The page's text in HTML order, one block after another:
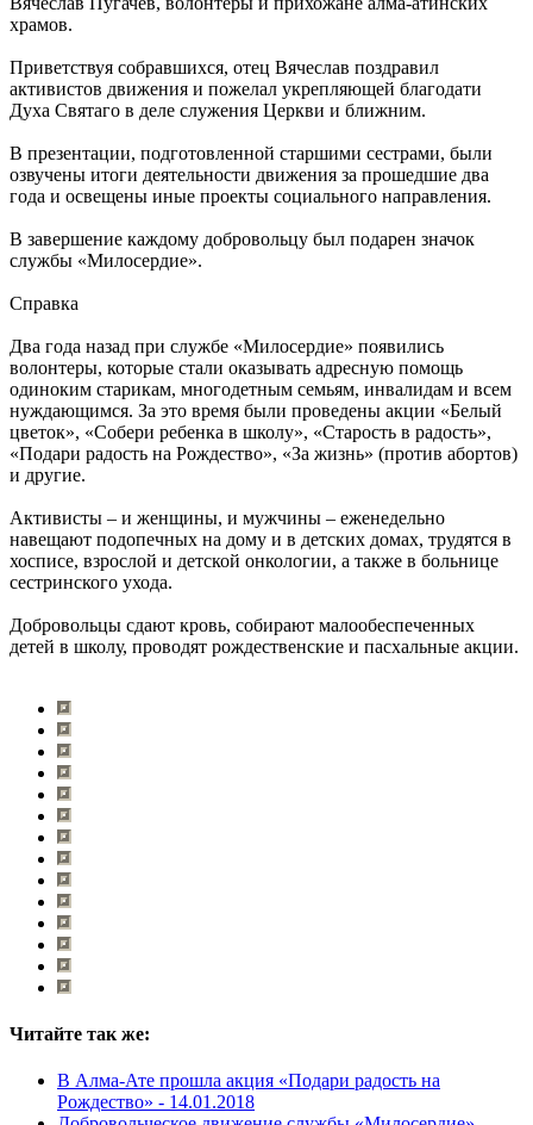
храмов.
Приветствуя собравшихся, отец Вячеслав поздравил
активистов движения и пожелал укрепляющей благодати
Духа Святаго в деле служения Церкви и ближним.
В презентации, подготовленной старшими сестрами, были
озвучены итоги деятельности движения за прошедшие два
года и освещены иные проекты социального направления.
В завершение каждому добровольцу был подарен значок
службы «Милосердие».
Справка
Два года назад при службе «Милосердие» появились
волонтеры, которые стали оказывать адресную помощь
одиноким старикам, многодетным семьям, инвалидам и всем
нуждающимся. За это время были проведены акции «Белый
цветок», «Собери ребенка в школу», «Старость в радость»,
«Подари радость на Рождество», «За жизнь» (против абортов)
и другие.
Активисты – и женщины, и мужчины – еженедельно
навещают подопечных на дому и в детских домах, трудятся в
хосписе, взрослой и детской онкологии, а также в больнице
сестринского ухода.
Добровольцы сдают кровь, собирают малообеспеченных
детей в школу, проводят рождественские и пасхальные акции.
Читайте так же:
В Алма-Ате прошла акция «Подари радость на
Рождество» - 14.01.2018